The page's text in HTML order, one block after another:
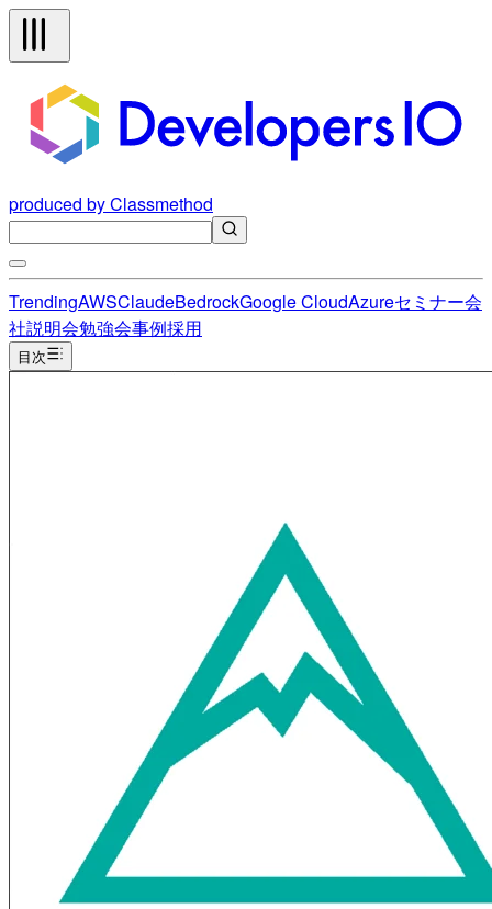
produced by Classmethod
TrendingAWSClaudeBedrockGoogle CloudAzureセミナー会
社説明会勉強会事例採用
目次